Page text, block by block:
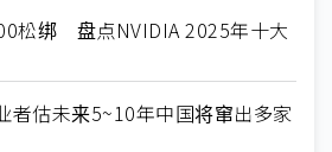
松绑 盘点NVIDIA 2025年十大
估未来5~10年中国将窜出多家